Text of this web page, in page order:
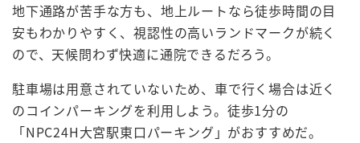
地下通路が苦手な方も、地上ルートなら徒歩時間の目
安もわかりやすく、視認性の高いランドマークが続く
ので、天候問わず快適に通院できるだろう。
駐車場は用意されていないため、車で行く場合は近く
のコインパーキングを利用しよう。徒歩1分の
「NPC24H大宮駅東口パーキング」がおすすめだ。